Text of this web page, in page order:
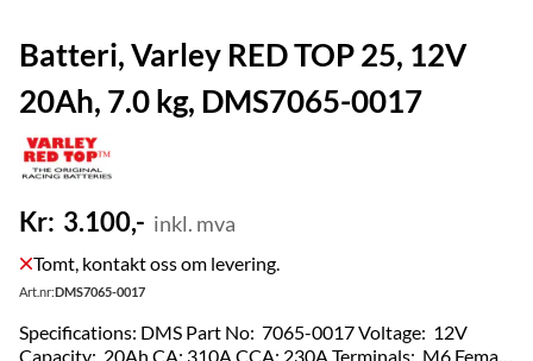
Batteri, Varley RED TOP 25, 12V
20Ah, 7.0 kg, DMS7065-0017
3.100,-
Tomt, kontakt oss om levering.
Art.nr:DMS7065-0017
Specifications: DMS Part No: 7065-0017 Voltage: 12V
Capacity: 20Ah CA: 310A CCA: 230A Terminals: M6 Female